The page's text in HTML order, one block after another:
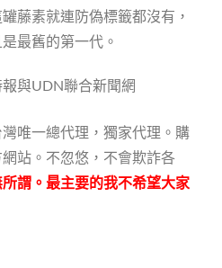
藤素就連防偽標籤都沒有，
最舊的第一代。
與UDN聯合新聞網
唯一總代理，獨家代理。購
站。不忽悠，不會欺詐各
謂。最主要的我不希望大家